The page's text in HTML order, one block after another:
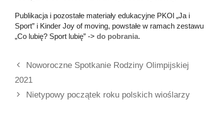
Publikacja i pozostałe materiały edukacyjne PKOl „Ja i
Sport” i Kinder Joy of moving, powstałe w ramach zestawu
„Co lubię? Sport lubię” -> do pobrania.
Noworoczne Spotkanie Rodziny Olimpijskiej
2021
Nietypowy początek roku polskich wioślarzy